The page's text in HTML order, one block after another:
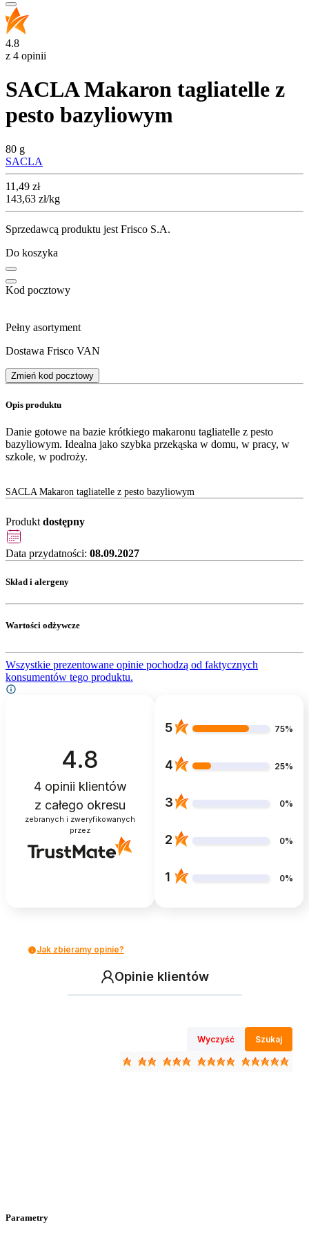
4.8
z 4 opinii
SACLA Makaron tagliatelle z
pesto bazyliowym
80 g
SACLA
Cena
11,49 zł
143,63 zł/kg
Sprzedawcą produktu jest Frisco S.A.
Do koszyka
Kod pocztowy
Pełny asortyment
Dostawa Frisco VAN
Zmień kod pocztowy
Opis produktu
Danie gotowe na bazie krótkiego makaronu tagliatelle z pesto
bazyliowym. Idealna jako szybka przekąska w domu, w pracy, w
szkole, w podroży.
SACLA Makaron tagliatelle z pesto bazyliowym
Produkt dostępny
Data przydatności: 08.09.2027
Skład i alergeny
Wartości odżywcze
Wszystkie prezentowane opinie pochodzą od faktycznych
konsumentów tego produktu.
4.8
4opinii klientów
z całego okresu
zebranych i zweryfikowanych
przez
5 75%
4 25%
3 0%
2 0%
1 0%
Jak zbieramy opinie?
Opinie klientów
Wyczyść Szukaj
Parametry